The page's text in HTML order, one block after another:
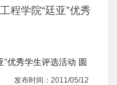
程学院“廷亚”优秀
优秀学生评选活动 圆
发布时间：2011/05/12